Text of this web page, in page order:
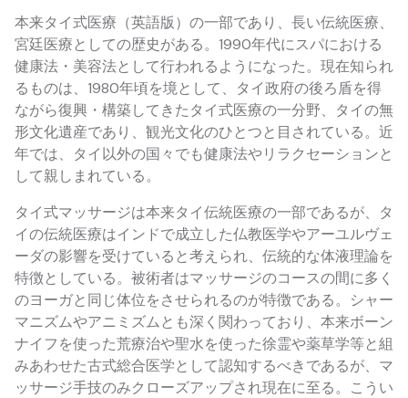
本来タイ式医療（英語版）の一部であり、長い伝統医療、
宮廷医療としての歴史がある。1990年代にスパにおける
健康法・美容法として行われるようになった。現在知られ
るものは、1980年頃を境として、タイ政府の後ろ盾を得
ながら復興・構築してきたタイ式医療の一分野、タイの無
形文化遺産であり、観光文化のひとつと目されている。近
年では、タイ以外の国々でも健康法やリラクセーションと
して親しまれている。
タイ式マッサージは本来タイ伝統医療の一部であるが、タ
イの伝統医療はインドで成立した仏教医学やアーユルヴェ
ーダの影響を受けていると考えられ、伝統的な体液理論を
特徴としている。被術者はマッサージのコースの間に多く
のヨーガと同じ体位をさせられるのが特徴である。シャー
マニズムやアニミズムとも深く関わっており、本来ボーン
ナイフを使った荒療治や聖水を使った徐霊や薬草学等と組
みあわせた古式総合医学として認知するべきであるが、マ
ッサージ手技のみクローズアップされ現在に至る。こうい